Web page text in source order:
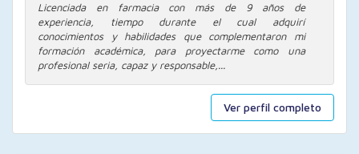
Ver perfil completo
Licenciada en farmacia con más de 9 años de
experiencia, tiempo durante el cual adquirí
conocimientos y habilidades que complementaron mi
formación académica, para proyectarme como una
profesional seria, capaz y responsable,...